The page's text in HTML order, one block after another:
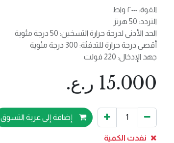
القوة: ٢٠٠٠ واط
التردد: 50 هرتز
الحد الأدنى لدرجة حرارة التسخين: 50 درجة مئوية
أقصى درجة حرارة للتدفئة: 300 درجة مئوية
جهد الإدخال: 220 فولت
15.000 ر.ع.
إضافة إلى عربة التسوق
نفدت الكمية